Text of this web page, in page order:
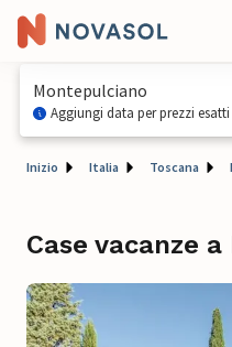
Montepulciano
Aggiungi data per prezzi
Inizio Italia Toscana
Case vacanze